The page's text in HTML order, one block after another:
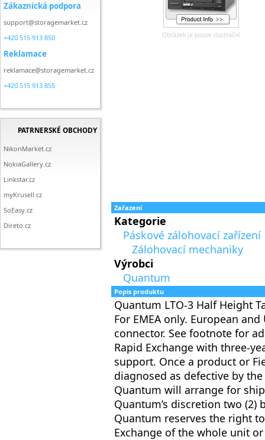
Zákaznická podpora
support@storagemarket.cz
+420 515 913 850
Reklamace
reklamace@storagemarket.cz
+420 515 913 855
PATRNERSKÉ OBCHODY
NikonMarket.cz
NokiaGallery.cz
Linkstar.cz
myKrusell.cz
SoEasy.cz
Direto.cz
Obrázek je pouze ilustrační
Zařazení
Kategorie
Páskové zálohovací zařízení
Zálohovací mechaniky
Výrobci
Quantum
Popis produktu
Quantum LTO-3 Half Height
For EMEA only. European
connector. See footnote for
Rapid Exchange with three-
support. Once a product or
diagnosed as defective by
Quantum will arrange for
Quantum’s discretion two
Quantum reserves the right
Exchange of the whole unit